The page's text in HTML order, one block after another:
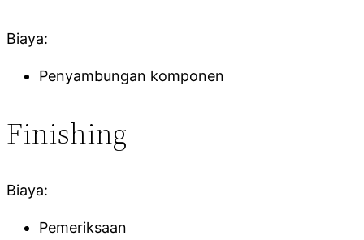
Biaya:
Penyambungan komponen
Finishing
Biaya:
Pemeriksaan